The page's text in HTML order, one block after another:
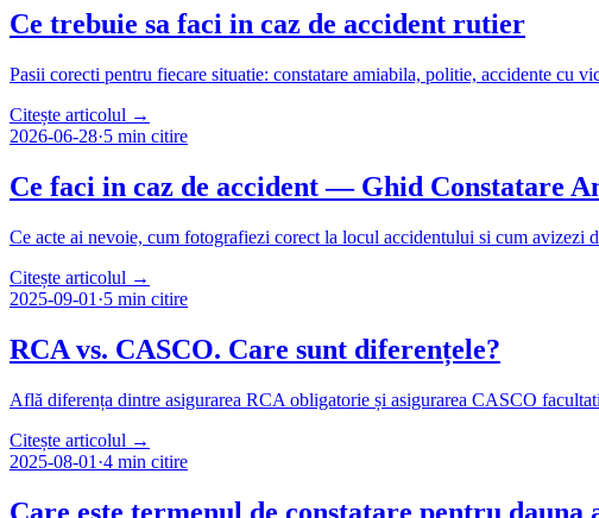
Ce trebuie sa faci in caz de accident rutier
Pasii corecti pentru fiecare situatie: constatare amiabila, politie, accidente cu
Citește articolul →
2026-06-28·5 min citire
Ce faci in caz de accident — Ghid Constatare
Ce acte ai nevoie, cum fotografiezi corect la locul accidentului si cum avizezi
Citește articolul →
2025-09-01 ·5 min citire
RCA vs. CASCO. Care sunt diferențele?
Află diferența dintre asigurarea RCA obligatorie și asigurarea CASCO
Citește articolul →
2025-08-01 ·4 min citire